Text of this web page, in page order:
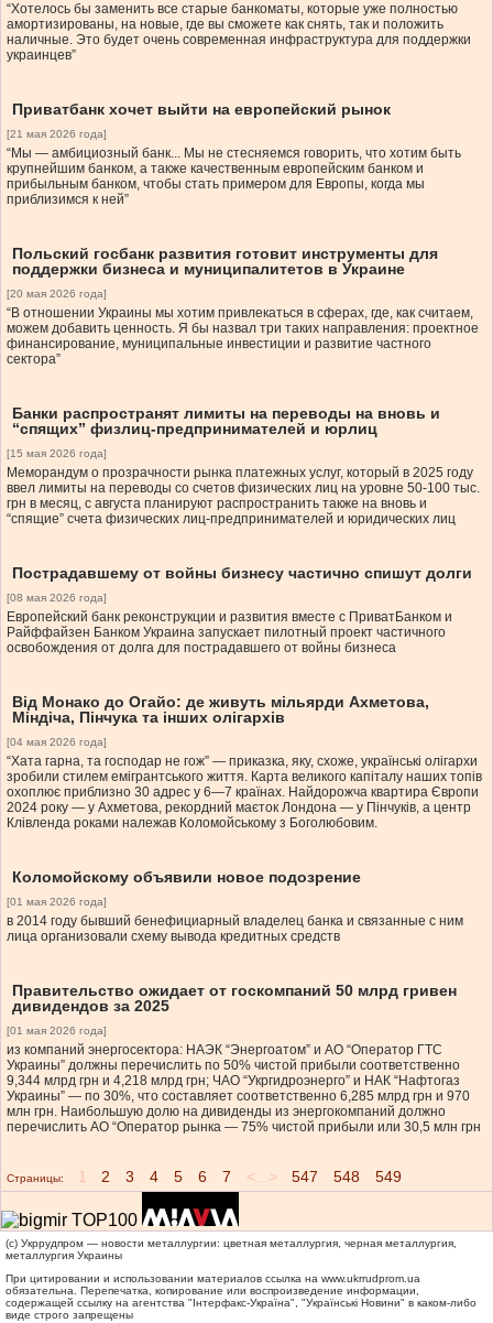
“Хотелось бы заменить все старые банкоматы, которые уже полностью
амортизированы, на новые, где вы сможете как снять, так и положить
наличные. Это будет очень современная инфраструктура для поддержки
украинцев”
Приватбанк хочет выйти на европейский рынок
[21 мая 2026 года]
“Мы — амбициозный банк... Мы не стесняемся говорить, что хотим быть
крупнейшим банком, а также качественным европейским банком и
прибыльным банком, чтобы стать примером для Европы, когда мы
приблизимся к ней”
Польский госбанк развития готовит инструменты для
поддержки бизнеса и муниципалитетов в Украине
[20 мая 2026 года]
“В отношении Украины мы хотим привлекаться в сферах, где, как считаем,
можем добавить ценность. Я бы назвал три таких направления: проектное
финансирование, муниципальные инвестиции и развитие частного
сектора”
Банки распространят лимиты на переводы на вновь и
“спящих” физлиц-предпринимателей и юрлиц
[15 мая 2026 года]
Меморандум о прозрачности рынка платежных услуг, который в 2025 году
ввел лимиты на переводы со счетов физических лиц на уровне 50-100 тыс.
грн в месяц, с августа планируют распространить также на вновь и
“спящие” счета физических лиц-предпринимателей и юридических лиц
Пострадавшему от войны бизнесу частично спишут долги
[08 мая 2026 года]
Европейский банк реконструкции и развития вместе с ПриватБанком и
Райффайзен Банком Украина запускает пилотный проект частичного
освобождения от долга для пострадавшего от войны бизнеса
Від Монако до Огайо: де живуть мільярди Ахметова,
Міндіча, Пінчука та інших олігархів
[04 мая 2026 года]
“Хата гарна, та господар не гож” — приказка, яку, схоже, українські олігархи
зробили стилем емігрантського життя. Карта великого капіталу наших топів
охоплює приблизно 30 адрес у 6—7 країнах. Найдорожча квартира Європи
2024 року — у Ахметова, рекордний маєток Лондона — у Пінчуків, а центр
Клівленда роками належав Коломойському з Боголюбовим.
Коломойскому объявили новое подозрение
[01 мая 2026 года]
в 2014 году бывший бенефициарный владелец банка и связанные с ним
лица организовали схему вывода кредитных средств
Правительство ожидает от госкомпаний 50 млрд гривен
дивидендов за 2025
[01 мая 2026 года]
из компаний энергосектора: НАЭК “Энергоатом” и АО “Оператор ГТС
Украины” должны перечислить по 50% чистой прибыли соответственно
9,344 млрд грн и 4,218 млрд грн; ЧАО “Укргидроэнерго” и НАК “Нафтогаз
Украины” — по 30%, что составляет соответственно 6,285 млрд грн и 970
млн грн. Наибольшую долю на дивиденды из энергокомпаний должно
перечислить АО “Оператор рынка — 75% чистой прибыли или 30,5 млн грн
Страницы: 1 2 3 4 5 6 7 <...> 547 548 549
(c) Укррудпром — новости металлургии: цветная металлургия, черная металлургия,
металлургия Украины
При цитировании и использовании материалов ссылка на www.ukrrudprom.ua
обязательна. Перепечатка, копирование или воспроизведение информации,
содержащей ссылку на агентства "Iнтерфакс-Україна", "Українськi Новини" в каком-либо
виде строго запрещены